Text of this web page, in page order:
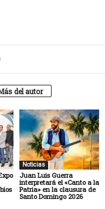
del autor
Noticias
Juan Luis Guerra
interpretará el «Canto a la
Patria» en la clausura de
Santo Domingo 2026